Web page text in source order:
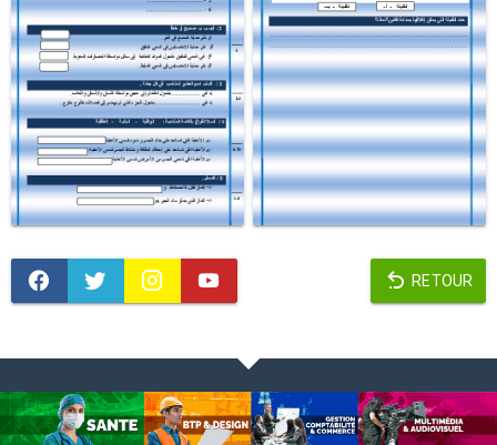
RETOUR